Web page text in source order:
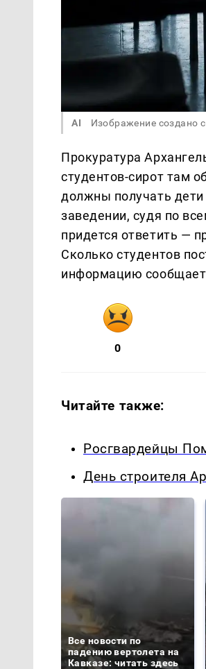
AI Изображение создано
Прокуратура
студентов-сирот там
должны получать дети
заведении, судя по
придется ответить —
Сколько студентов
информацию сообщает
0
Читайте также:
Росгвардейцы
День строителя
Все новости по
падению вертолета на
Кавказе: читать здесь